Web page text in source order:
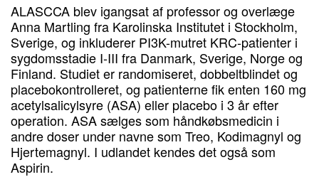
ALASCCA blev igangsat af professor og overlæge
Anna Martling fra Karolinska Institutet i Stockholm,
Sverige, og inkluderer PI3K-mutret KRC-patienter i
sygdomsstadie I-III fra Danmark, Sverige, Norge og
Finland. Studiet er randomiseret, dobbeltblindet og
placebokontrolleret, og patienterne fik enten 160 mg
acetylsalicylsyre (ASA) eller placebo i 3 år efter
operation. ASA sælges som håndkøbsmedicin i
andre doser under navne som Treo, Kodimagnyl og
Hjertemagnyl. I udlandet kendes det også som
Aspirin.